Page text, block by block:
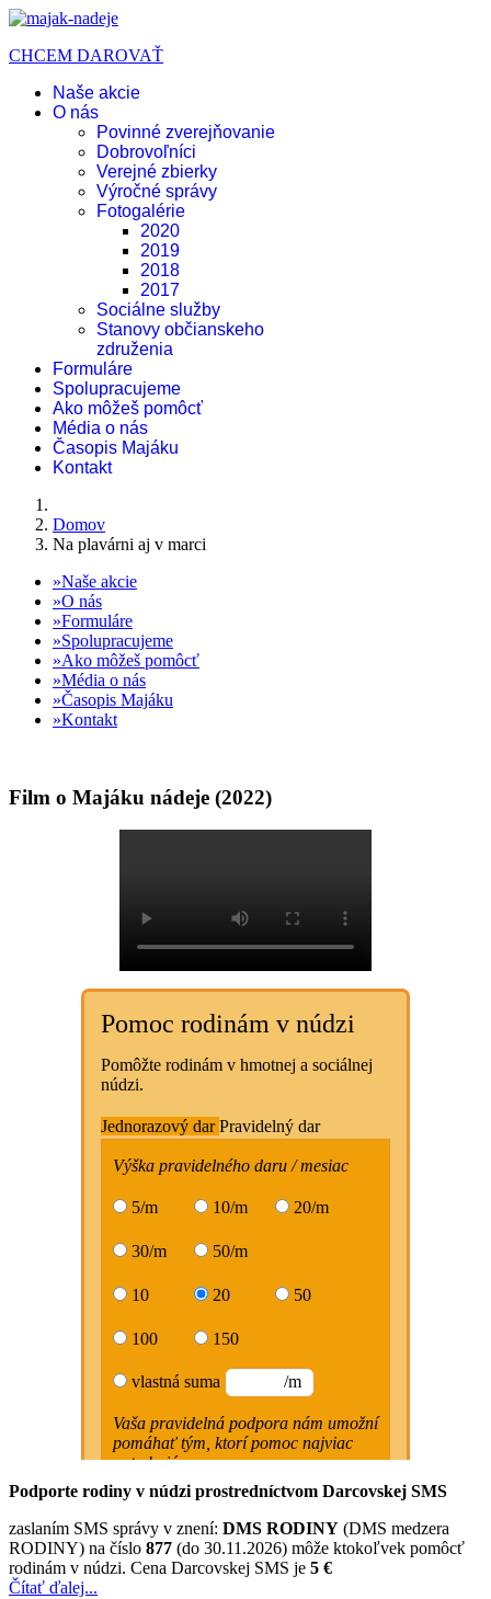
CHCEM DAROVAŤ
Naše akcie
O nás
Povinné zverejňovanie
Dobrovoľníci
Verejné zbierky
Výročné správy
Fotogalérie
2020
2019
2018
2017
Sociálne služby
Stanovy občianskeho
združenia
Formuláre
Spolupracujeme
Ako môžeš pomôcť
Média o nás
Časopis Majáku
Kontakt
Domov
Na plavárni aj v marci
Naše akcie
O nás
Formuláre
Spolupracujeme
Ako môžeš pomôcť
Média o nás
Časopis Majáku
Kontakt
Film o Majáku nádeje (2022)
Podporte rodiny v núdzi prostredníctvom Darcovskej SMS
zaslaním SMS správy v znení: DMS RODINY (DMS medzera
RODINY) na číslo 877 (do 30.11.2026) môže ktokoľvek pomôcť
rodinám v núdzi. Cena Darcovskej SMS je 5 €
Čítať ďalej...